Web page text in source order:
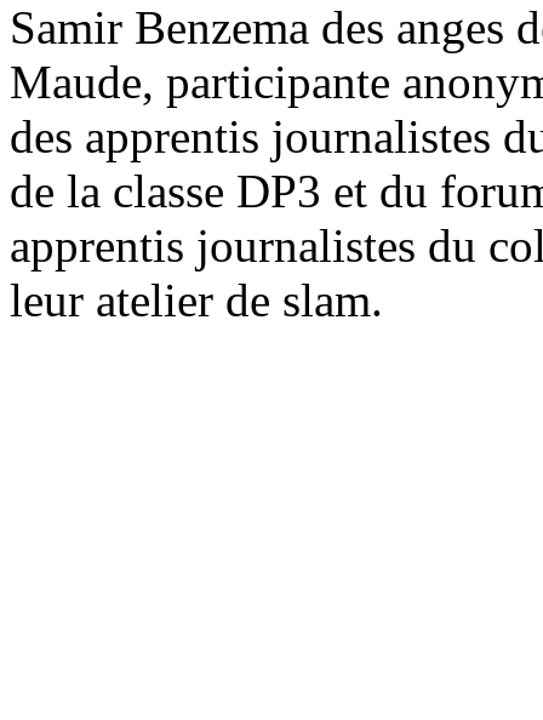
Samir Benzema des anges
Maude, participante
des apprentis journalistes
de la classe DP3 et du
apprentis journalistes du
leur atelier de slam.